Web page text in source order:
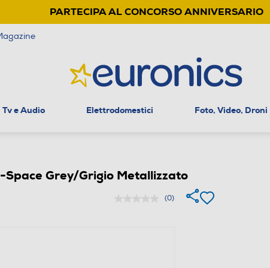
PARTECIPA AL CONCORSO ANNIVERSARIO
Tv e Audio Elettrodomestici Foto, Video, Droni
Grey/Grigio Metallizzato
(0)